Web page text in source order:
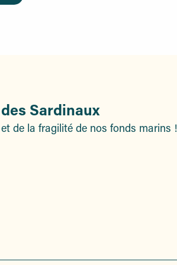
Sardinaux
de la fragilité de nos fonds marins !